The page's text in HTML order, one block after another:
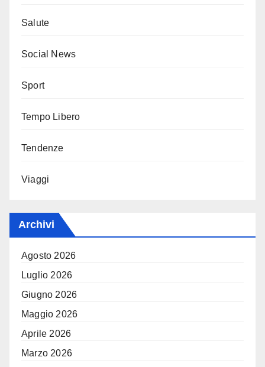
Salute
Social News
Sport
Tempo Libero
Tendenze
Viaggi
Archivi
Agosto 2026
Luglio 2026
Giugno 2026
Maggio 2026
Aprile 2026
Marzo 2026